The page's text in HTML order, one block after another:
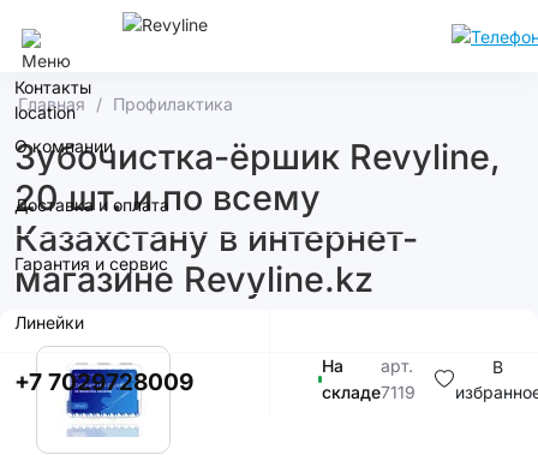
Контакты
О компании
Доставка и оплата
Гарантия и сервис
Линейки
+7 7029728009
Главная Профилактика
Зубочистка-ёршик Revyline,
20 шт. и по всему
Казахстану в интернет-
магазине Revyline.kz
На
складе
арт.
7119
В